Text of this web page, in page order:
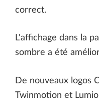
correct.
L'affichage dans la
sombre a été
De nouveaux logos
Twinmotion et